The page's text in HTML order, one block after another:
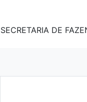
SECRETARIA DE